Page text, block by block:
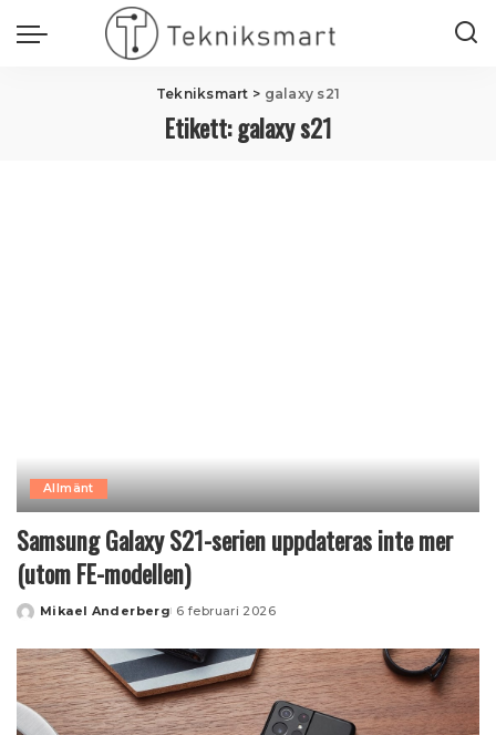
Tekniksmart > galaxy s21
Etikett:galaxy s21
Allmänt
Samsung Galaxy S21-serien uppdateras inte mer
(utom FE-modellen)
Posted
Mikael Anderberg 6 februari 2026